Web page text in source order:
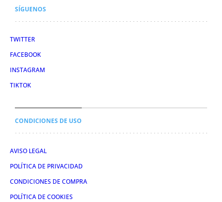
SÍGUENOS
TWITTER
FACEBOOK
INSTAGRAM
TIKTOK
CONDICIONES DE USO
AVISO LEGAL
POLÍTICA DE PRIVACIDAD
CONDICIONES DE COMPRA
POLÍTICA DE COOKIES